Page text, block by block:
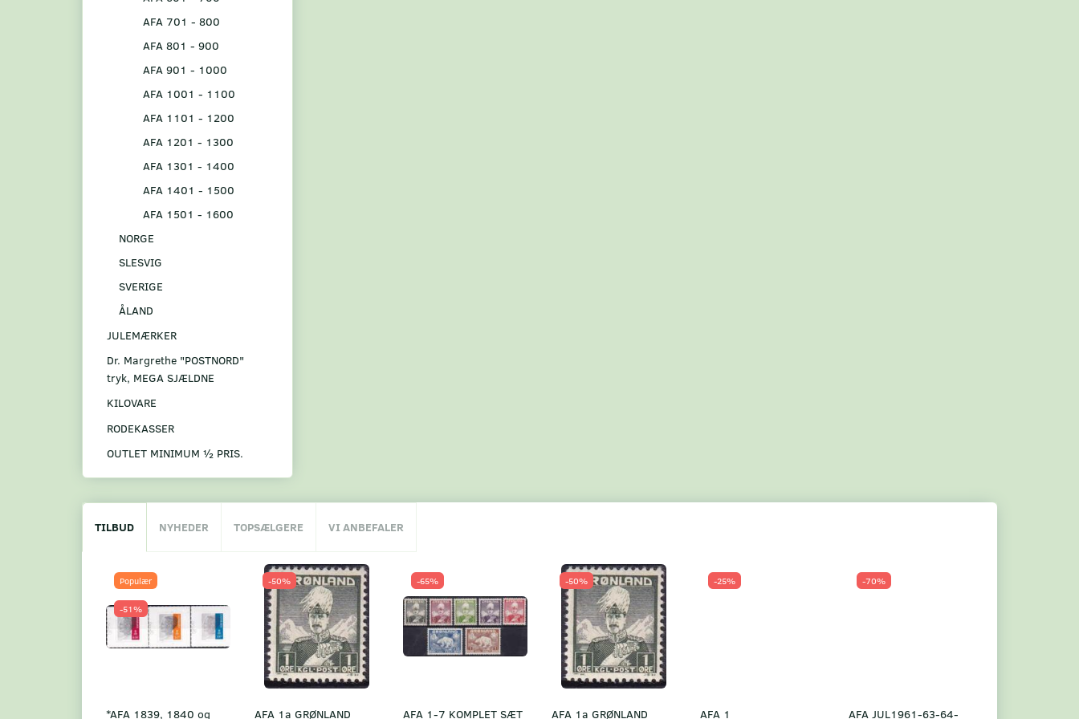
AFA 701 - 800
AFA 801 - 900
AFA 901 - 1000
AFA 1001 - 1100
AFA 1101 - 1200
AFA 1201 - 1300
AFA 1301 - 1400
AFA 1401 - 1500
AFA 1501 - 1600
NORGE
SLESVIG
SVERIGE
ÅLAND
JULEMÆRKER
Dr. Margrethe "POSTNORD"
tryk, MEGA SJÆLDNE
KILOVARE
RODEKASSER
OUTLET MINIMUM ½ PRIS.
TILBUD NYHEDER TOPSÆLGERE VI ANBEFALER
Populær
-51%
*AFA 1839, 1840 og
-50%
AFA 1a GRØNLAND
-65%
AFA 1-7 KOMPLET SÆT
-50%
AFA 1a GRØNLAND
-25%
AFA 1
-70%
AFA JUL1961-63-64-